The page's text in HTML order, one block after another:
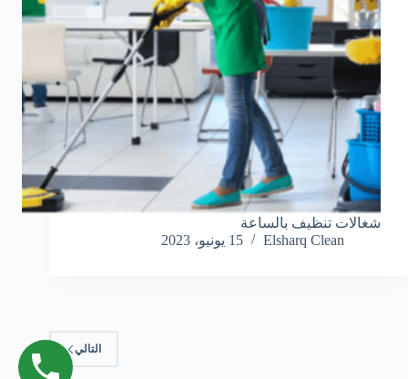
شغالات تنظيف بالساعة
Elsharq Clean
15 يونيو، 2023
التالي